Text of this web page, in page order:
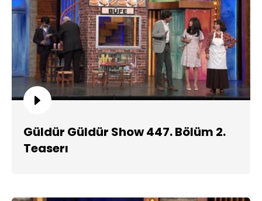
Güldür Güldür Show 447. Bölüm 2.
Teaserı